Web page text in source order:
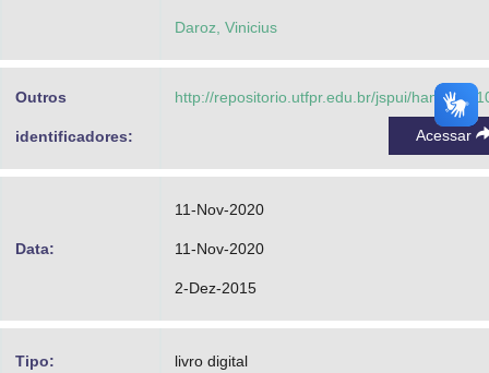
Daroz, Vinicius
Outros
identificadores:
http://repositorio.utfpr.edu.br/jspui/handle/1/
Acessar
Data:
11-Nov-2020
11-Nov-2020
2-Dez-2015
Tipo: livro digital